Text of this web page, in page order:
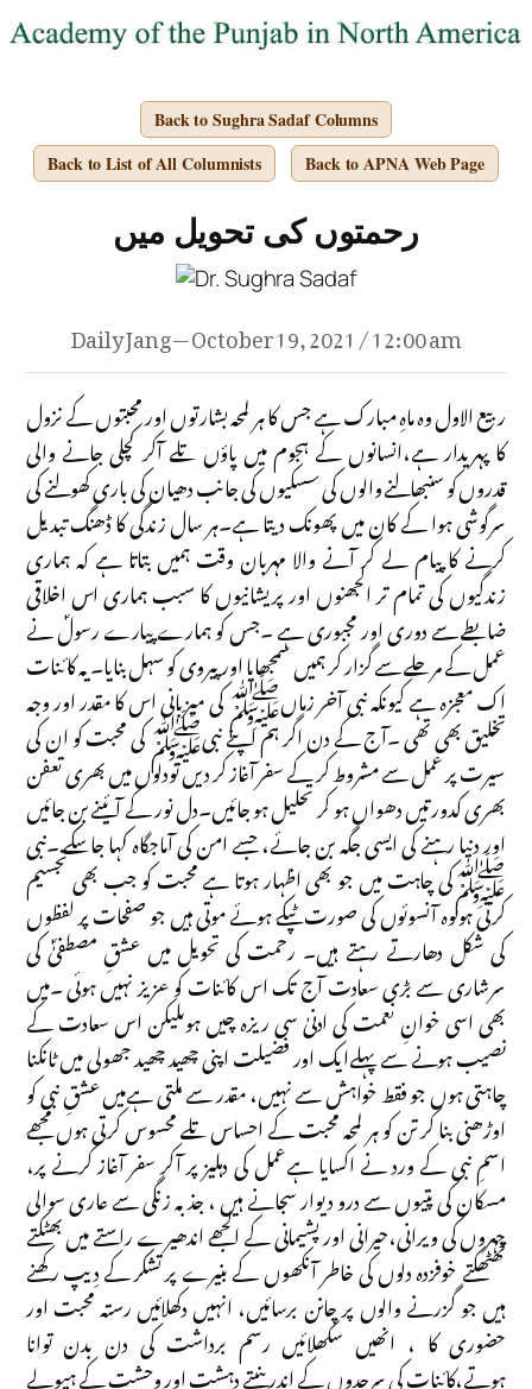
Back to Sughra Sadaf Columns
Back to List of All Columnists
Back to APNA Web Page
رحمتوں کی تحویل میں
Daily Jang — October 19, 2021 / 12:00 am
ربیع الاول وہ ماہِ مبارک ہے جس کا ہر لمحہ بشارتوں اور محبتوں کے نزول
کا پہریدار ہے،انسانوں کے ہجوم میں پاؤں تلے آکر کچلی جانے والی
قدروں کو سنبھالنے والوں کی سسکیوں کی جانب دھیان کی باری کھولنے کی
سرگوشی ہوا کے کان میں پھونک دیتا ہے۔ہر سال زندگی کا ڈھنگ تبدیل
کرنے کا پیام لے کر آنے والا مہربان وقت ہمیں بتاتا ہے کہ ہماری
زندگیوں کی تمام تر الجھنوں اور پریشانیوں کا سبب ہماری اس اخلاقی
ضابطے سے دوری اور مجبوری ہے ۔جس کو ہمارے پیارے رسولؐ نے
عمل کے مرحلے سے گزار کر ہمیں سمجھایا اور پیروی کو سہل بنایا۔ یہ کا ئنات
اک معجزہ ہے کیونکہ نبی آخر زماںﷺ کی میزبانی اس کا مقدر اور وجہ
تخلیق بھی تھی ۔آج کے دن اگر ہم اپنے نبیﷺ کی محبت کو ان کی
سیرت پر عمل سے مشروط کر کے سفر آغاز کر دیں تودلوں میں بھری تعفن
بھری کدورتیں دھواں ہو کر تحلیل ہو جائیں۔دل نور کے آئینے بن جائیں
اور دنیا رہنے کی ایسی جگہ بن جائے، جسے امن کی آماجگاہ کہا جاسکے ۔نبی
ﷺکی چاہت میں جو بھی اظہار ہوتا ہے محبت کو جب بھی تجسیم
کرتی ہوںوہ آنسوئوں کی صورت ٹپکے ہوئے موتی ہیں جو صفحات پر لفظوں
کی شکل دھارتے رہتے ہیں۔ رحمت کی تحویل میں عشقِ مصطفیٰؐ کی
سرشاری سے بڑی سعادت آج تک اس کائنات کو عزیز نہیں ہوئی ۔میں
بھی اسی خوانِ نعمت کی ادنیٰ سی ریزہ چیں ہوںلیکن اس سعادت کے
نصیب ہونے سے پہلےایک اور فضیلت اپنی چھید چھید جھولی میں ٹانکنا
چاہتی ہوں جو فقط خواہش سے نہیں، مقدر سے ملتی ہےمیں عشقِ نبی کو
اوڑھنی بنا کر تن کو ہر لمحہ محبت کے احساس تلے محسوس کرتی ہوں مجھے
اسمِ نبی کے ورد نے اکسایا ہےعمل کی دہلیز پر آکر سفر آغاز کرنے پر،
مسکان کی پتیوں سے درو دیوار سجانے ہیں ، جذبہ زنگی سے عاری سوالی
چہروں کی ویرانی،حیرانی اور پشیمانی کے الجھے اندھیرے راستے میں بھٹکتے
ٹھٹھکتے خوفزدہ دلوں کی خاطر آنکھوں کے بنیرے پر تشکر کے دِیپ رکھنے
ہیں جو گزرنے والوں پر چانن برسائیں، انہیں دکھلائیں رستہ محبت اور
حضوری کا ، انھیں سکھلائیں رسم برداشت کی دن بدن توانا
ہوتے،کائنات کی سرحدوں کے اندر پنپتے دہشت اور وحشت کے ہیولے